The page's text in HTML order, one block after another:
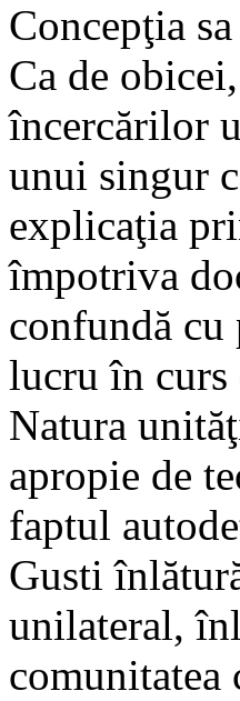
Concepţia
Ca de
încercărilor
unui singur
explicaţia
împotriva
confundă
lucru în curs
Natura
apropie de
faptul
Gusti
unilateral,
comunitatea